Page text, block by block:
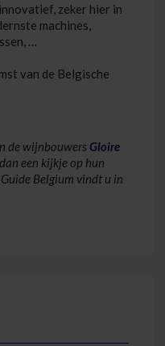
zeker hier in
machines,
…
van de Belgische
de wijnbouwers Gloire
een kijkje op hun
Belgium vindt u in